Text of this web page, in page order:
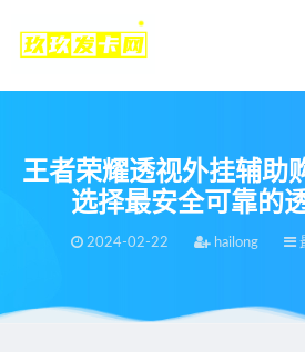
王者荣耀透视外挂辅助
选择最安全可靠的
2024-02-22 hailong
当前位置： 最近更新 >王者荣耀透